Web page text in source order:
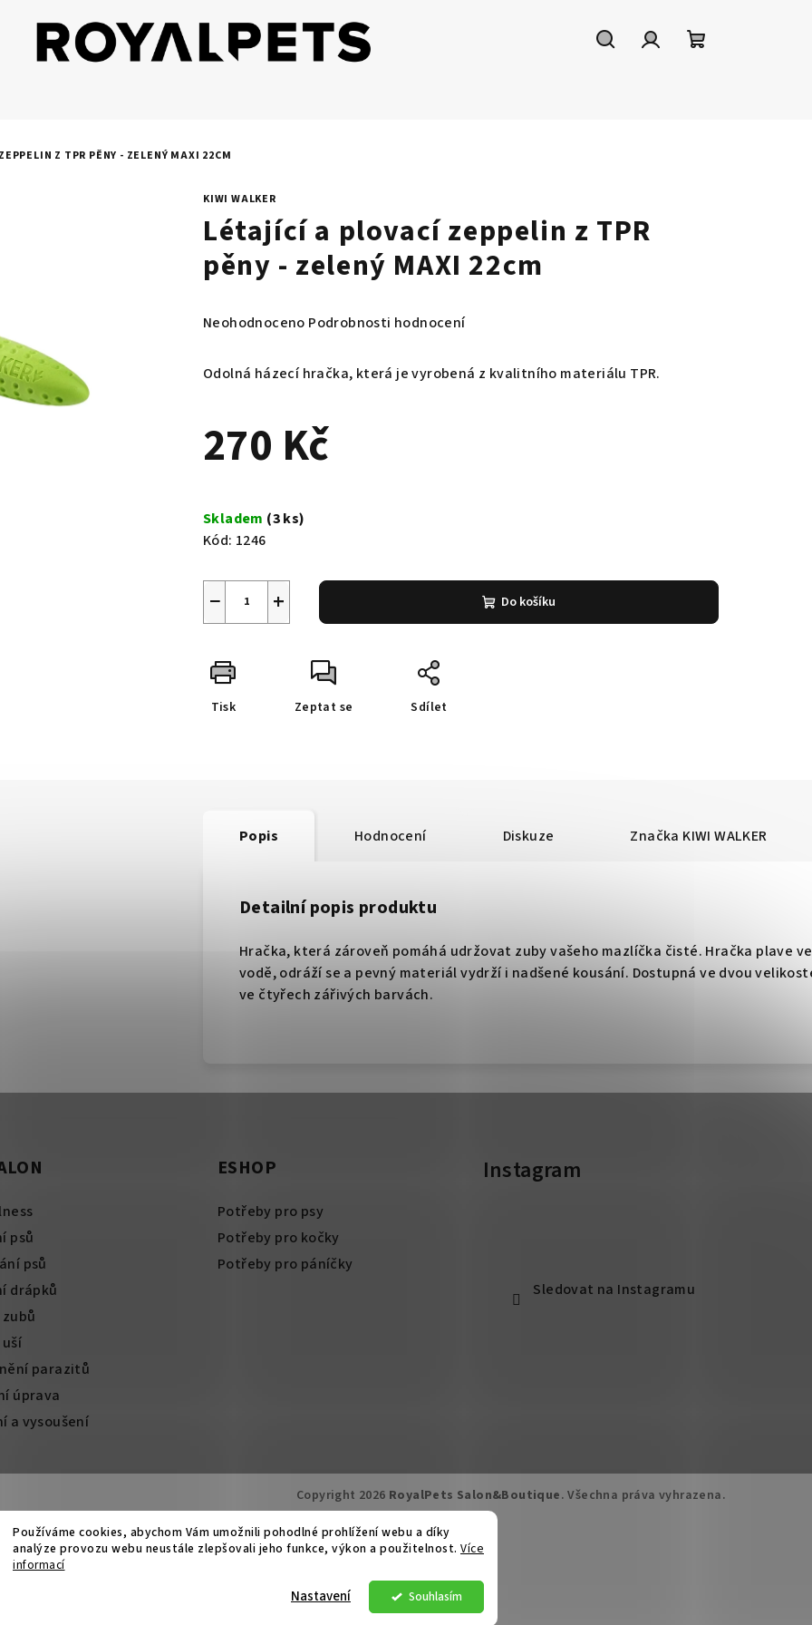
Používáme cookies, abychom Vám umožnili pohodlné prohlížení webu a díky
analýze provozu webu neustále zlepšovali jeho funkce, výkon a použitelnost. Více
informací
Souhlasím
Nastavení
Z TPR PĚNY - ZELENÝ MAXI 22CM
KIWI WALKER
Létající a plovací zeppelin z TPR
pěny - zelený MAXI 22cm
Průměrné
produktu
z
5
Neohodnoceno Podrobnosti hodnocení
Odolná házecí hračka, která je vyrobená z kvalitního materiálu TPR.
270 Kč
cena:
Skladem (3 ks)
Kód: 1246
+
− Do košíku
Tisk Zeptat se Sdílet
Popis Hodnocení Diskuze Značka KIWI WALKER
Detailní popis produktu
Hračka, která zároveň pomáhá udržovat zuby vašeho mazlíčka čisté. Hračka plave ve
vodě, odráží se a pevný materiál vydrží i nadšené kousání. Dostupná ve dvou
ve čtyřech zářivých barvách.
psů
psů
drápků
parazitů
úprava
a vysoušení
ESHOP
Potřeby pro psy
Potřeby pro kočky
Potřeby pro páníčky
Instagram
Sledovat na Instagramu
Copyright 2026 RoyalPets Salon&Boutique. Všechna práva vyhrazena.